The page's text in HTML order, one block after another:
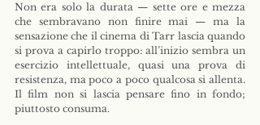
Non era solo la durata — sette ore e mezza
che sembravano non finire mai — ma la
sensazione che il cinema di Tarr lascia quando
si prova a capirlo troppo: all’inizio sembra un
esercizio intellettuale, quasi una prova di
resistenza, ma poco a poco qualcosa si allenta.
Il film non si lascia pensare fino in fondo;
piuttosto consuma.